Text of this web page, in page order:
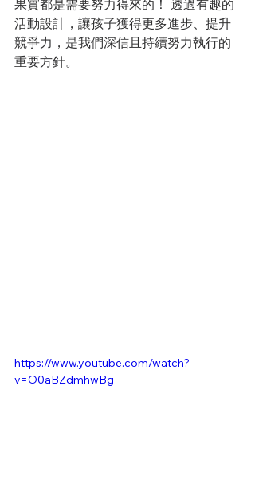
果實都是需要努力得來的！ 透過有趣的
活動設計，讓孩子獲得更多進步、提升
競爭力，是我們深信且持續努力執行的
重要方針。
https://www.youtube.com/watch?
v=O0aBZdmhwBg